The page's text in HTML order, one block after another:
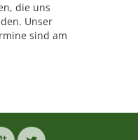
die uns
Unser
sind am